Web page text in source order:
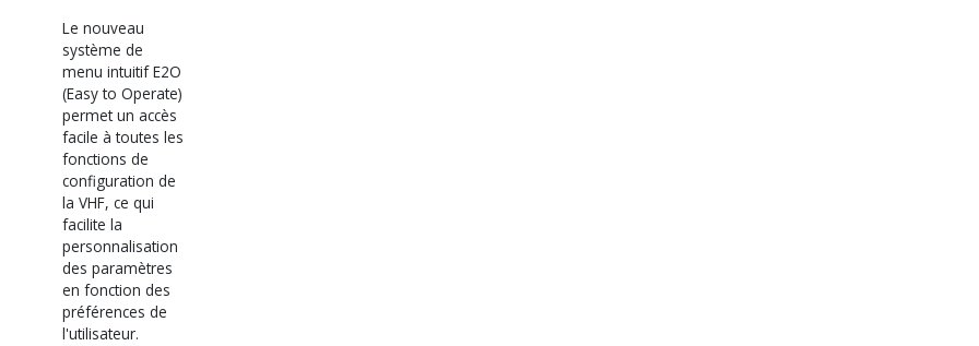
Le nouveau
système de
menu intuitif E2O
(Easy to Operate)
permet un accès
facile à toutes les
fonctions de
configuration de
la VHF, ce qui
facilite la
personnalisation
des paramètres
en fonction des
préférences de
l'utilisateur.